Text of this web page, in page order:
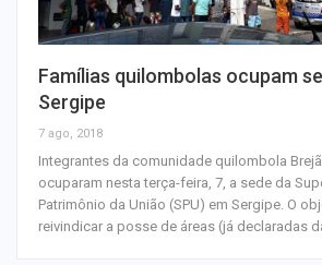
Famílias quilombolas ocupam
Sergipe
7 ago, 2018
Integrantes da comunidade quilombola
ocuparam nesta terça-feira, 7, a sede da
Patrimônio da União (SPU) em Sergipe. O
reivindicar a posse de áreas (já declaradas